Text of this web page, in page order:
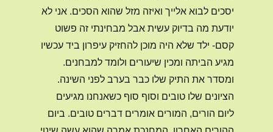
יסכים לבוא אלייך ואיזה מזל שהוא הסכים. אני לא
יודעת מה בדיוק עשית אבל מבחינתי זה פשוט
קסם- ילד שלא היה מוכן להחזיק עיפרון ביד עכשיו
מגיע הביתה ומכין שיעורים ולומד למבחנים.
ומסדר את התיק שלו כבר בערב לפני השינה.
הציונים שלו טובים וסוף סוף כשאנחנו מגיעים
ליום הורים, המורים אומרים דברים טובים. ביום